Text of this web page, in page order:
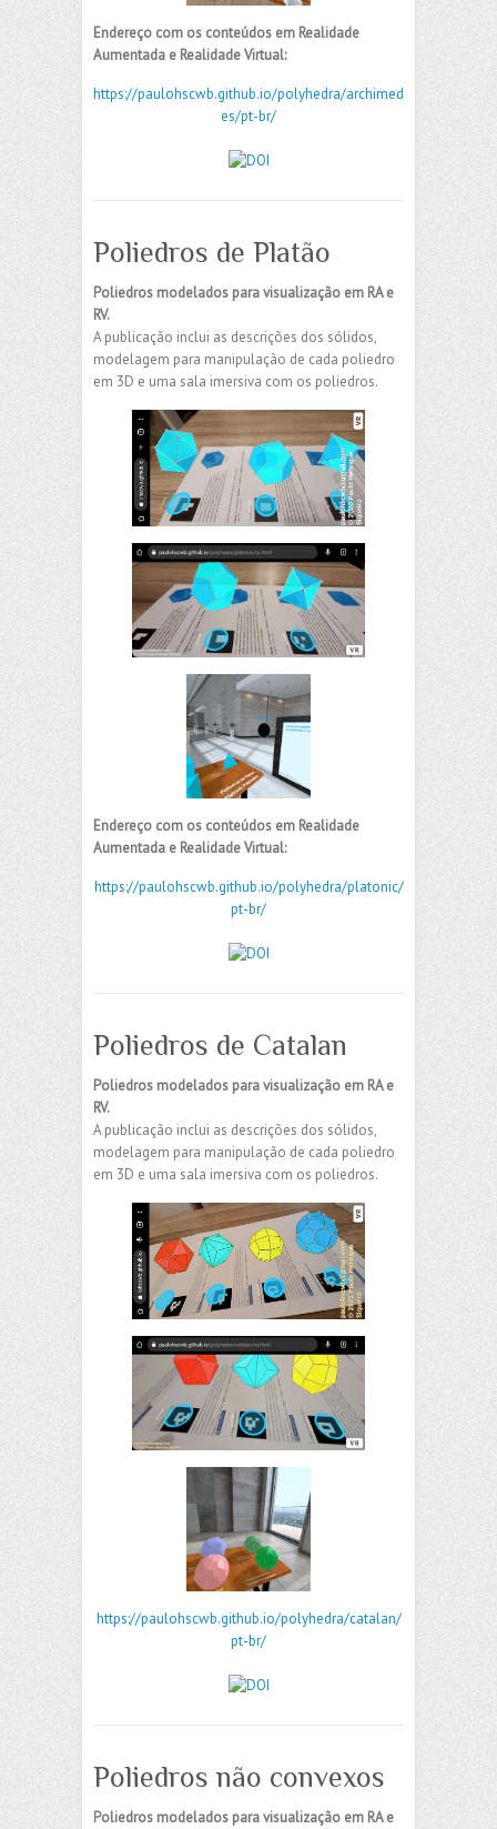
Endereço com os conteúdos em Realidade
Aumentada e Realidade Virtual:
https://paulohscwb.github.io/polyhedra/archimed
es/pt-br/
Poliedros de Platão
Poliedros modelados para visualização em RA e
RV.
A publicação inclui as descrições dos sólidos,
modelagem para manipulação de cada poliedro
em 3D e uma sala imersiva com os poliedros.
Endereço com os conteúdos em Realidade
Aumentada e Realidade Virtual:
https://paulohscwb.github.io/polyhedra/platonic/
pt-br/
Poliedros de Catalan
Poliedros modelados para visualização em RA e
RV.
A publicação inclui as descrições dos sólidos,
modelagem para manipulação de cada poliedro
em 3D e uma sala imersiva com os poliedros.
https://paulohscwb.github.io/polyhedra/catalan/
pt-br/
Poliedros não convexos
Poliedros modelados para visualização em RA e